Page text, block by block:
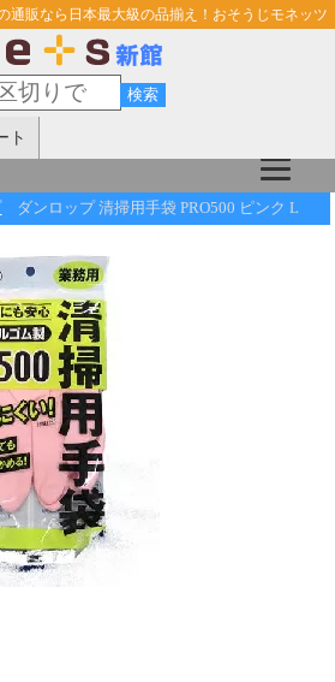
通販なら日本最大級の品揃え！おそうじモネッツ
ト
ダンロップ 清掃用手袋 PRO500 ピンク L